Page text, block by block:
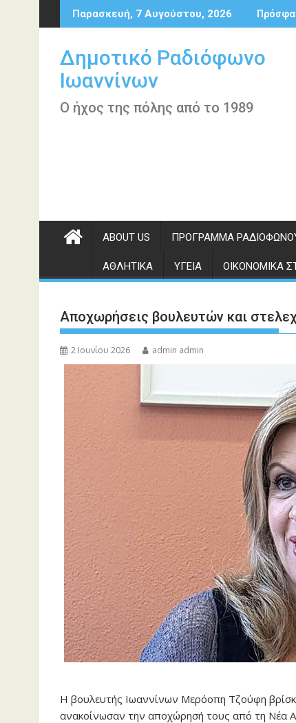
Περάστε
στο
Παρασκευή, 7 Αυγούστου, 2026
Δημοτικό Ραδιόφωνο
Ιωαννίνων
Ο ήχος της πόλης από το 1989
ABOUT US ΠΡΌΓΡΑΜΜΑ
ΑΘΛΗΤΙΚΆ ΥΓΕΊΑ ΟΙΚΟΝΟΜΙΚΆ
Αποχωρήσεις βουλευτών και
2 Ιουνίου 2026 admin admin
Η βουλευτής Ιωαννίνων Μερόοπη Τζούφη
ανακοίνωσαν την αποχώρησή τους από τη Νέα